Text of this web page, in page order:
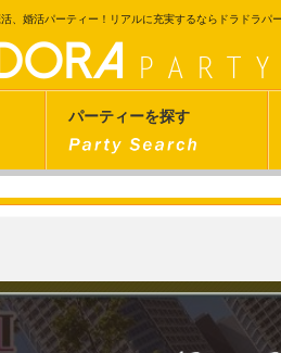
、婚活パーティー！リアルに充実するならドラドラパ
パーティーを探す